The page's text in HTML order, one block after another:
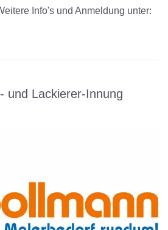
Info's und Anmeldung unter:
und Lackierer-Innung